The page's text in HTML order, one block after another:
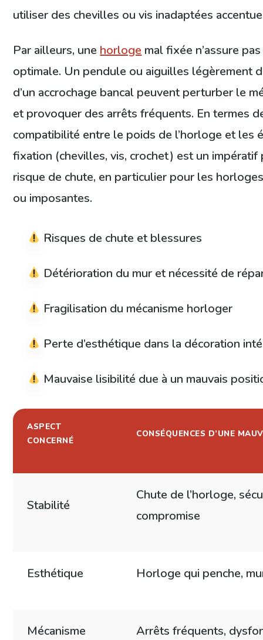
utiliser des chevilles ou vis inadaptées
Par ailleurs, une horloge mal fixée n’assure
optimale. Un pendule ou aiguilles légèrement
d’un accrochage bancal peuvent perturber le
et provoquer des arrêts fréquents. En termes
compatibilité entre le poids de l’horloge et les
fixation (chevilles, vis, crochet) est un
risque de chute, en particulier pour les
ou imposantes.
Risques de chute et blessures
Détérioration du mur et nécessité de
Fragilisation du mécanisme horloger
Perte d’esthétique dans la décoration
Mauvaise lisibilité due à un mauvais
ASPECT
CONCERNÉ
CONSÉQUENCES D’UNE
Stabilité
Chute de l’horloge,
compromise
Esthétique Horloge qui penche,
Mécanisme Arrêts fréquents,